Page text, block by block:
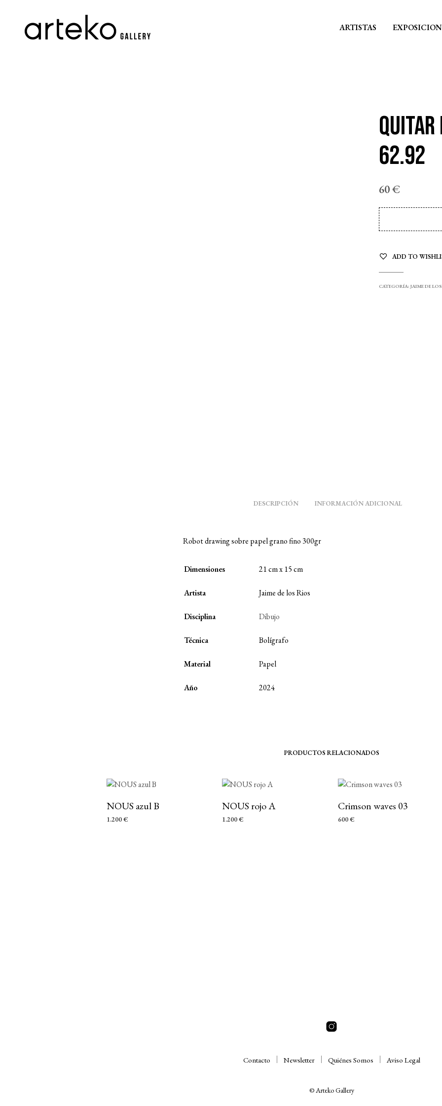
ARTISTAS
62.92
60€
ADD TO
CATEGORÍA:JAIME DE
DESCRIPCIÓN INFORMACIÓN ADICIONAL
Robot drawing sobre papel grano fino 300gr
Dimensiones 21 cm x 15 cm
Artista Jaime de los Rios
Disciplina Dibujo
Técnica Bolígrafo
Material Papel
Año 2024
PRODUCTOS RELACIONADOS
NOUS azul B
1.200€
NOUS rojo A
1.200€
Crimson waves 03
600€
Contacto Newsletter Quiénes Somos Aviso Legal
© Arteko Gallery